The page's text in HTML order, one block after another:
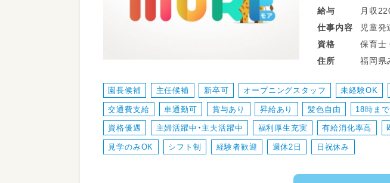
給与
月収
仕事内容 児童発
【具体
＊お迎
＊朝の
＊個別
＊昼食
資格
住所
園長候補 主任候補 新卒可 オープニングスタッフ 未経験OK
交通費支給 車通勤可 賞与あり 昇給あり 髪色自由 18時まで
資格優遇 主婦活躍中・主夫活躍中 福利厚生充実 有給消化率高
見学のみOK シフト制 経験者歓迎 週休2日 日祝休み